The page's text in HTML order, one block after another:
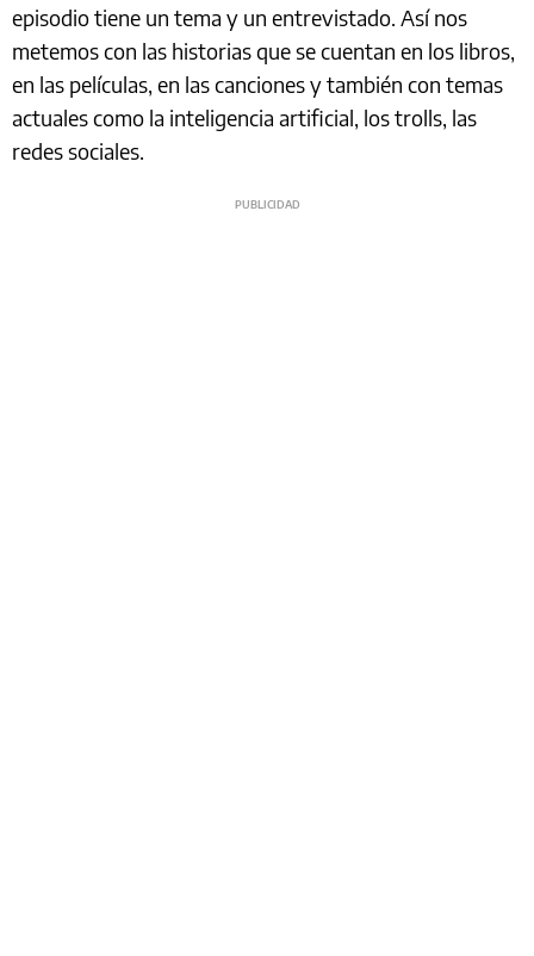
episodio tiene un tema y un entrevistado. Así nos
metemos con las historias que se cuentan en los libros,
en las películas, en las canciones y también con temas
actuales como la inteligencia artificial, los trolls, las
redes sociales.